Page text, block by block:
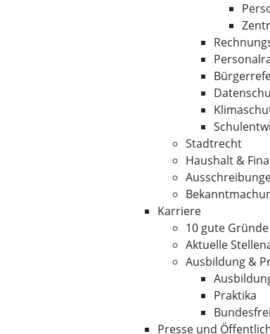
Stadtrecht
Haushalt &
Karriere
10 gute Gründe
Aktuelle
Ausbildung &
Praktika
Presse und